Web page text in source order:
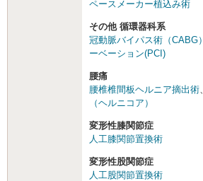
ペースメーカー植込み術
その他 循環器科系
冠動脈バイパス術（CABG）
ーベーション(PCI)
腰痛
腰椎椎間板ヘルニア摘出術
（ヘルニコア）
変形性膝関節症
人工膝関節置換術
変形性股関節症
人工股関節置換術